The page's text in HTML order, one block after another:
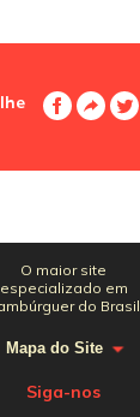
O maior site
especializado em
do Brasil
Mapa do Site
Siga-nos